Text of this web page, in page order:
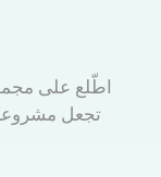
اطّلع على
تجعل مشروعك